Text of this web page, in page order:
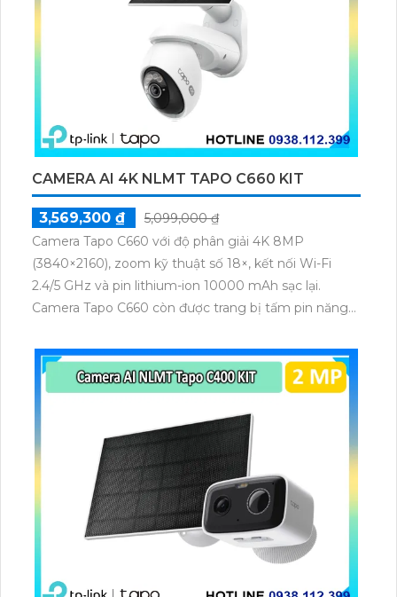
CAMERA AI 4K NLMT TAPO C660 KIT
3,569,300 ₫
5,099,000 ₫
Camera Tapo C660 với độ phân giải 4K 8MP
(3840×2160), zoom kỹ thuật số 18×, kết nối Wi-Fi
2.4/5 GHz và pin lithium-ion 10000 mAh sạc lại.
Camera Tapo C660 còn được trang bị tấm pin năng
thú cưng, phương tiện, lưu trữ thẻ microSD tối đa 512
GB.